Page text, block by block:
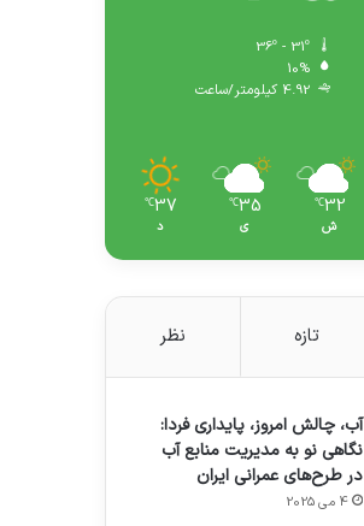
10%
4.92 کیلومتر/ساعت
32
℃
ش
35
℃
ی
37
℃
د
تازه نظر
آب، چالش امروز، پایداری فردا:
نگاهی نو به مدیریت منابع آب
در طرح‌های عمرانی ایران
4 می 2025